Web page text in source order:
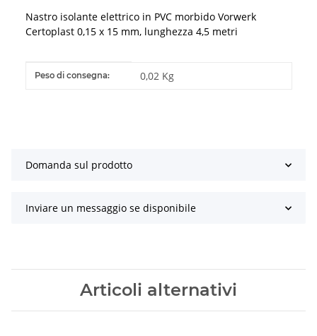
Nastro isolante elettrico in PVC morbido Vorwerk
Certoplast 0,15 x 15 mm, lunghezza 4,5 metri
#productDetails.itemInformation#
#productDetails.itemValue#
Peso di consegna: 0,02 Kg
Domanda sul prodotto
Inviare un messaggio se disponibile
Articoli alternativi